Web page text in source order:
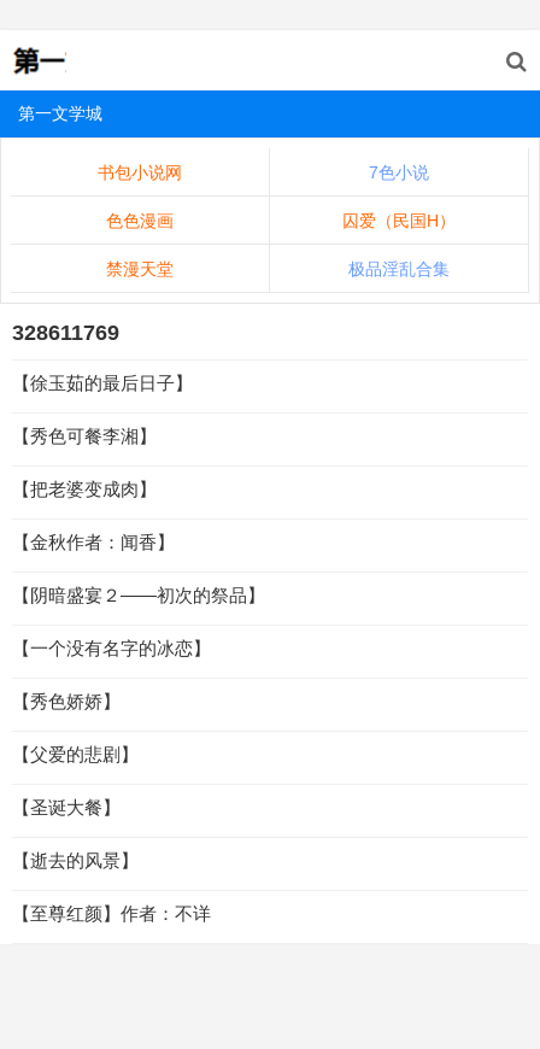
第一文学城
书包小说网 7色小说
色色漫画 囚爱（民国H）
禁漫天堂 极品淫乱合集
328611769
【徐玉茹的最后日子】
【秀色可餐李湘】
【把老婆变成肉】
【金秋作者：闻香】
【阴暗盛宴２——初次的祭品】
【一个没有名字的冰恋】
【秀色娇娇】
【父爱的悲剧】
【圣诞大餐】
【逝去的风景】
【至尊红颜】作者：不详